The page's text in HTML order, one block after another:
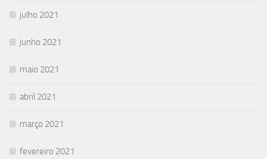
julho 2021
junho 2021
maio 2021
abril 2021
março 2021
fevereiro 2021